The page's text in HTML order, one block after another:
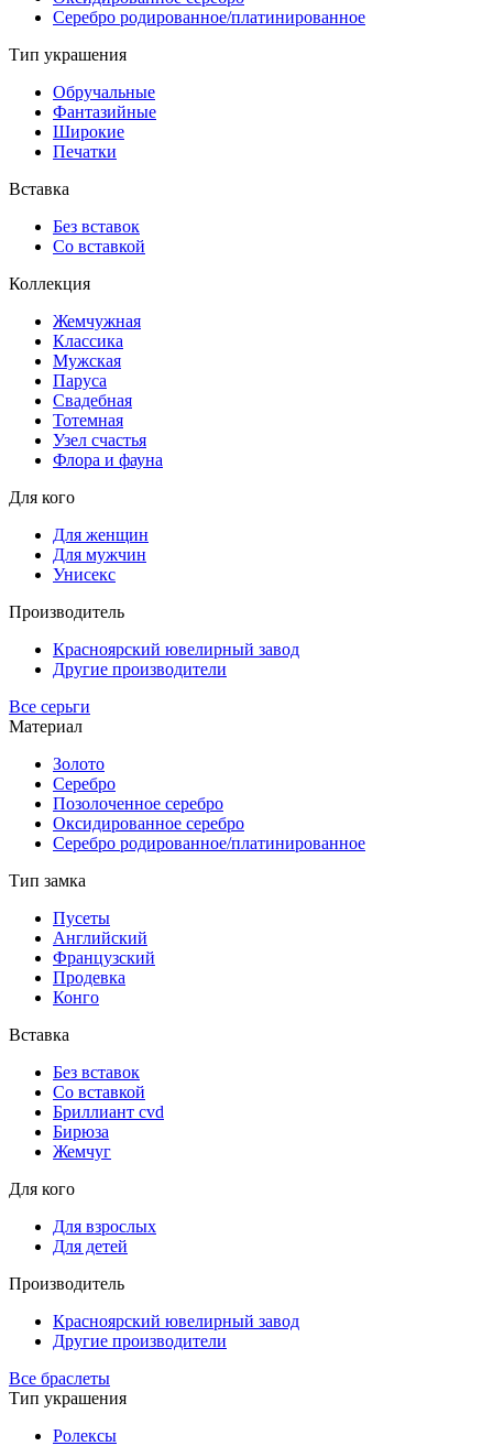
Серебро родированное/платинированное
Тип украшения
Обручальные
Фантазийные
Широкие
Печатки
Вставка
Без вставок
Со вставкой
Коллекция
Жемчужная
Классика
Мужская
Паруса
Свадебная
Тотемная
Узел счастья
Флора и фауна
Для кого
Для женщин
Для мужчин
Унисекс
Производитель
Красноярский ювелирный завод
Другие производители
Все серьги
Материал
Золото
Серебро
Позолоченное серебро
Оксидированное серебро
Серебро родированное/платинированное
Тип замка
Пусеты
Английский
Французский
Продевка
Конго
Вставка
Без вставок
Со вставкой
Бриллиант cvd
Бирюза
Жемчуг
Для кого
Для взрослых
Для детей
Производитель
Красноярский ювелирный завод
Другие производители
Все браслеты
Тип украшения
Ролексы